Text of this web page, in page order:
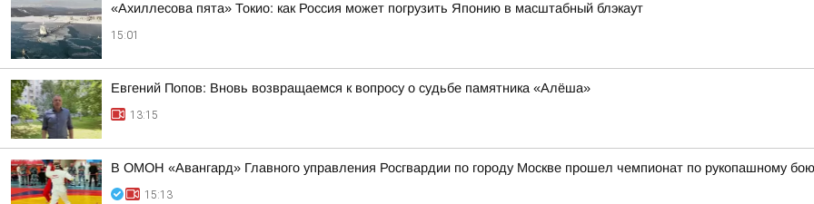
«Ахиллесова пята» Токио: как Россия может погрузить Японию в масштабный блэкаут
15:01
Евгений Попов: Вновь возвращаемся к вопросу о судьбе памятника «Алёша»
13:15
В ОМОН «Авангард» Главного управления Росгвардии по городу Москве прошел чемпионат по рукопашному
15:13